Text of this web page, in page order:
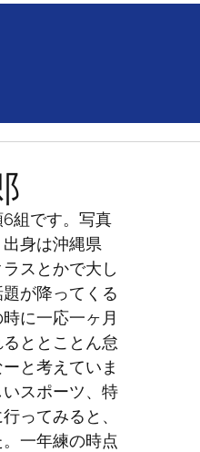
組です。写真
身は沖縄県
スとかで大し
が降ってくる
に一応一ヶ月
ととことん怠
と考えていま
スポーツ、特
ってみると、
一年練の時点